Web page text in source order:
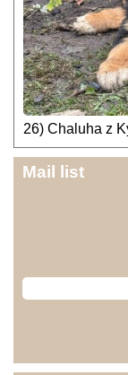
26) Chaluha z
Mail list